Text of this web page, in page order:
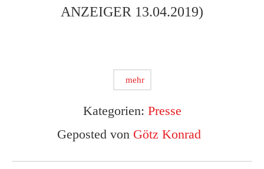
ANZEIGER 13.04.2019)
mehr
Kategorien: Presse
Geposted von Götz Konrad